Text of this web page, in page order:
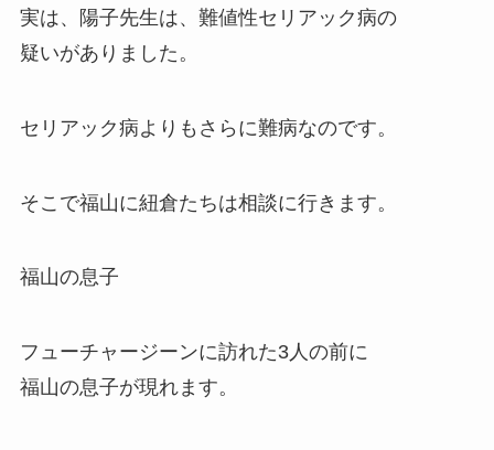
実は、陽子先生は、難値性セリアック病の
疑いがありました。
セリアック病よりもさらに難病なのです。
そこで福山に紐倉たちは相談に行きます。
福山の息子
フューチャージーンに訪れた3人の前に
福山の息子が現れます。